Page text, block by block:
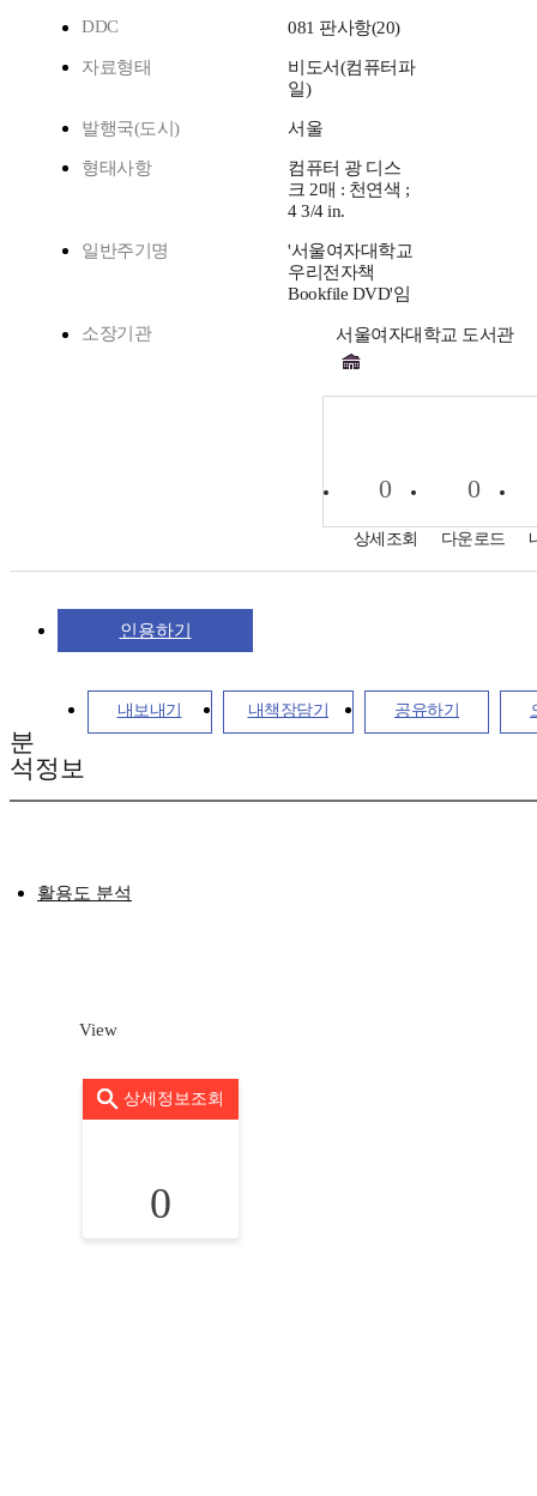
DDC
081 판사항(20)
자료형태
비도서(컴퓨터파
일)
발행국(도시) 서울
형태사항
컴퓨터 광 디스
크 2매 : 천연색 ;
4 3/4 in.
일반주기명
'서울여자대학교
우리전자책
Bookfile DVD'임
소장기관 서울여자대학교 도서관
0
상세조회
0
다운로드
인용하기
내보내기 내책장담기 공유하기
분
석정보
활용도 분석
View
상세정보조회
0